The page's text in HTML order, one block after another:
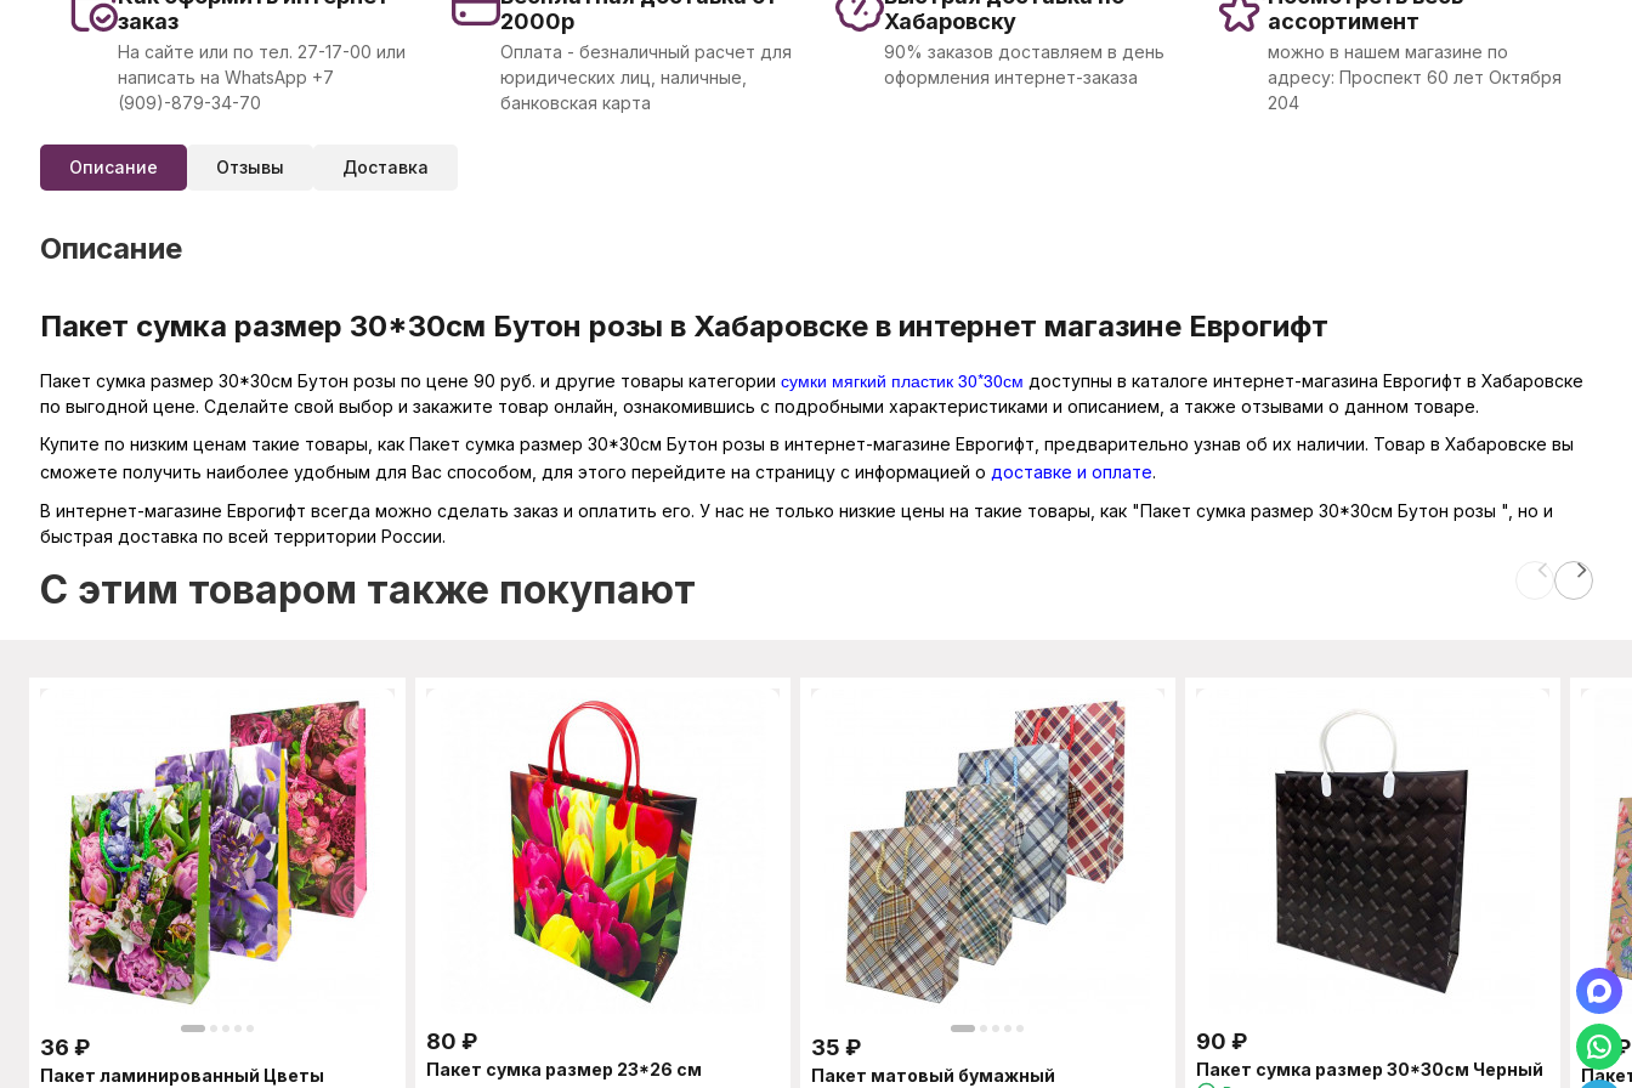
заказ
На сайте или по тел. 27-17-00 или
написать на WhatsApp +7
(909)-879-34-70
2000р
Оплата - безналичный расчет для
юридических лиц, наличные,
банковская карта
Хабаровску
90% заказов доставляем в день
оформления интернет-заказа
ассортимент
можно в нашем магазине по
адресу: Проспект 60 лет Октября
204
Описание Отзывы Доставка
Описание
Пакет сумка размер 30*30см Бутон розы в Хабаровске в интернет магазине Еврогифт
Пакет сумка размер 30*30см Бутон розы по цене 90 руб. и другие товары категории сумки мягкий пластик 30*30см доступны в каталоге интернет-магазина Еврогифт в Хабаровске
по выгодной цене. Сделайте свой выбор и закажите товар онлайн, ознакомившись с подробными характеристиками и описанием, а также отзывами о данном товаре.
Купите по низким ценам такие товары, как Пакет сумка размер 30*30см Бутон розы в интернет-магазине Еврогифт, предварительно узнав об их наличии. Товар в Хабаровске вы
сможете получить наиболее удобным для Вас способом, для этого перейдите на страницу с информацией о доставке и оплате.
В интернет-магазине Еврогифт всегда можно сделать заказ и оплатить его. У нас не только низкие цены на такие товары, как "Пакет сумка размер 30*30см Бутон розы ", но и
быстрая доставка по всей территории России.
C этим товаром также покупают
36 ₽
Пакет ламинированный Цветы
80 ₽
Пакет сумка размер 23*26 см
35 ₽
Пакет матовый бумажный
90 ₽
Пакет сумка размер 30*30см Черный
39 ₽